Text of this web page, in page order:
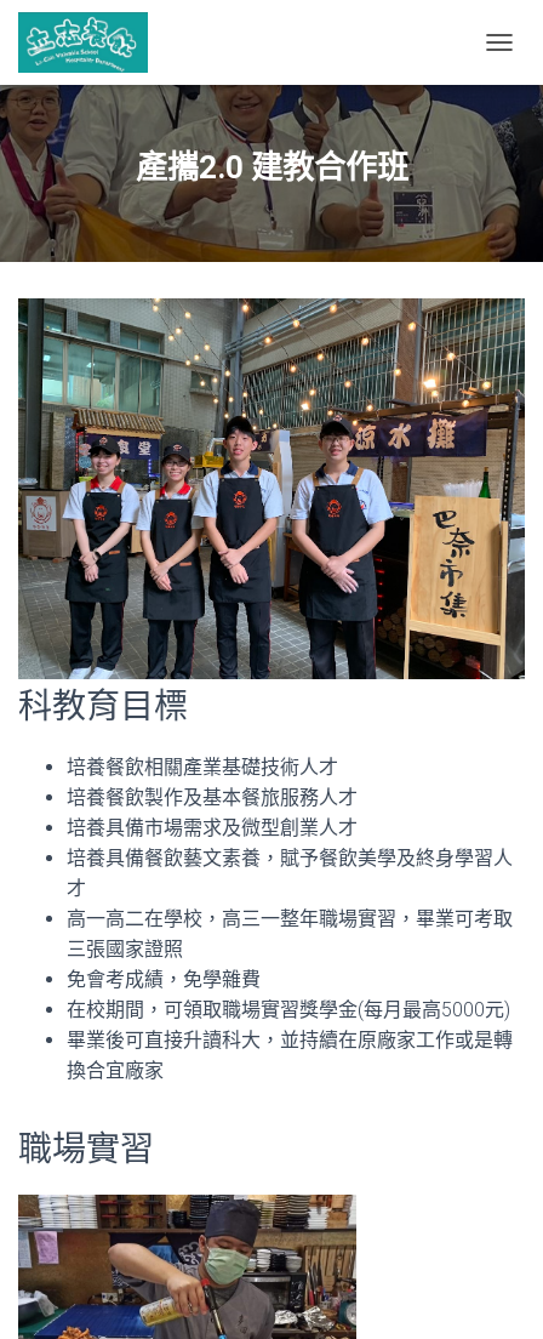
O
G
L
N
V
A
T
I
O
N
產攜2.0 建教合作班
科教育目標
培養餐飲相關產業基礎技術人才
培養餐飲製作及基本餐旅服務人才
培養具備市場需求及微型創業人才
培養具備餐飲藝文素養，賦予餐飲美學及終身學習人
才
高一高二在學校，高三一整年職場實習，畢業可考取
三張國家證照
免會考成績，免學雜費
在校期間，可領取職場實習獎學金(每月最高5000元)
畢業後可直接升讀科大，並持續在原廠家工作或是轉
換合宜廠家
職場實習